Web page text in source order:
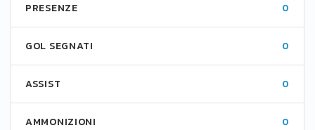
PRESENZE 0
GOL SEGNATI 0
ASSIST 0
AMMONIZIONI 0